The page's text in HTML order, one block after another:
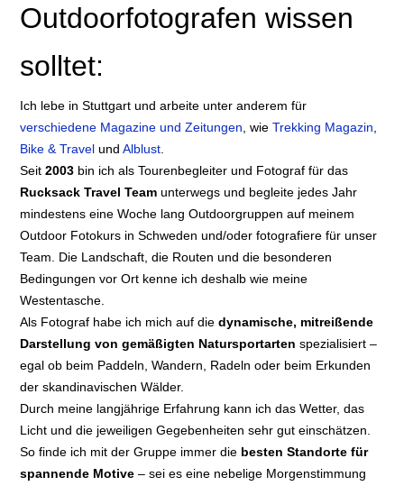
Outdoorfotografen wissen
solltet:
Ich lebe in Stuttgart und arbeite unter anderem für
verschiedene Magazine und Zeitungen , wie Trekking Magazin
Bike & Travelund Alblust.
Seit 2003bin ich als Tourenbegleiter und Fotograf für das
Rucksack Travel Teamunterwegs und begleite jedes Jahr
mindestens eine Woche lang Outdoorgruppen auf meinem
Outdoor Fotokurs in Schweden und/oder fotografiere für unser
Team. Die Landschaft, die Routen und die besonderen
Bedingungen vor Ort kenne ich deshalb wie meine
Westentasche.
Als Fotograf habe ich mich auf die dynamische, mitreißende
Darstellung von gemäßigten Natursportarten spezialisiert –
egal ob beim Paddeln, Wandern, Radeln oder beim Erkunden
der skandinavischen Wälder.
Durch meine langjährige Erfahrung kann ich das Wetter, das
Licht und die jeweiligen Gegebenheiten sehr gut einschätzen.
So finde ich mit der Gruppe immer die besten Standorte für
spannende Motive– sei es eine nebelige Morgenstimmung